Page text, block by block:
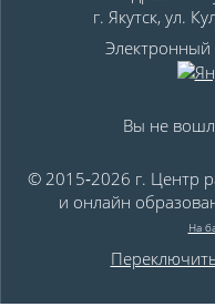
г. Якутск, ул.
Электронный
Вы не
© 2015‑2026 г. Центр
и онлайн
На